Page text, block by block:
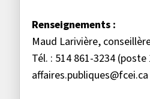
Renseignements :
Maud Larivière,
Tél. : 514 861-3234
affaires.publiques@fcei.ca